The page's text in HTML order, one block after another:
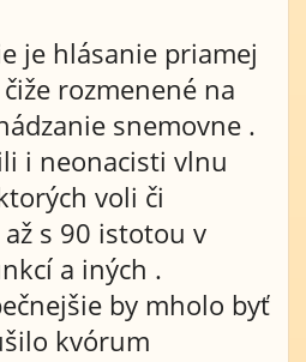
je hlásanie priamej
rozmenené na
snemovne .
i neonacisti vlnu
voli či
s 90 istotou v
a iných .
by mholo byť
kvórum